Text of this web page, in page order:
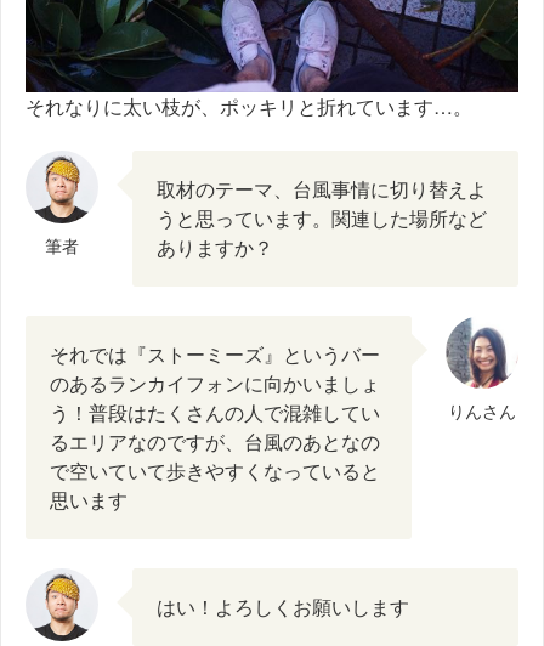
それなりに太い枝が、ポッキリと折れています…。
筆者
取材のテーマ、台風事情に切り替えよ
うと思っています。関連した場所など
ありますか？
りんさん
それでは『ストーミーズ』というバー
のあるランカイフォンに向かいましょ
う！普段はたくさんの人で混雑してい
るエリアなのですが、台風のあとなの
で空いていて歩きやすくなっていると
思います
はい！よろしくお願いします